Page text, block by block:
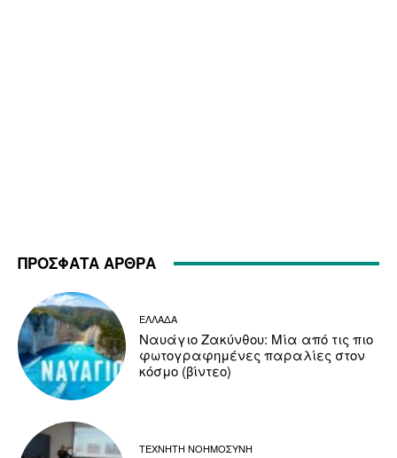
ΠΡΟΣΦΑΤΑ ΑΡΘΡΑ
ΕΛΛΑΔΑ
Ναυάγιο Ζακύνθου: Μία από τις πιο
φωτογραφημένες παραλίες στον
κόσμο (βίντεο)
ΤΕΧΝΗΤΗ ΝΟΗΜΟΣΥΝΗ